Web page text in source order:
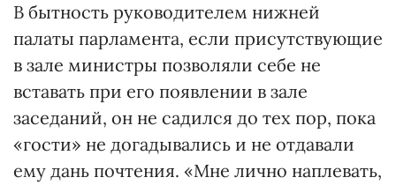
В бытность руководителем нижней
палаты парламента, если присутствующие
в зале министры позволяли себе не
вставать при его появлении в зале
заседаний, он не садился до тех пор, пока
«гости» не догадывались и не отдавали
ему дань почтения. «Мне лично наплевать,